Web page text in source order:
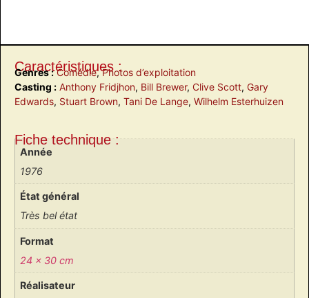
Caractéristiques :
Genres : Comédie,Photos d’exploitation
Casting : Anthony Fridjhon, Bill Brewer, Clive Scott, Gary
Edwards, Stuart Brown, Tani De Lange, Wilhelm Esterhuizen
Fiche technique :
Année
1976
État général
Très bel état
Format
24 x 30 cm
Réalisateur